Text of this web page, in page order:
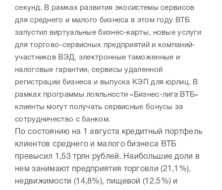
секунд. В рамках развития экосистемы сервисов
для среднего и малого бизнеса в этом году ВТБ
запустил виртуальные бизнес-карты, новые услуги
для торгово-сервисных предприятий и компаний-
участников ВЭД, электронные таможенные и
налоговые гарантии, сервисы удаленной
регистрации бизнеса и выпуска КЭП для юрлиц. В
рамках программы лояльности «Бизнес-лига ВТБ»
клиенты могут получать сервисные бонусы за
сотрудничество с банком.
По состоянию на 1 августа кредитный портфель
клиентов среднего и малого бизнеса ВТБ
превысил 1,53 трлн рублей. Наибольшие доли в
нем занимают предприятия торговли (21,1%),
недвижимости (14,8%), пищевой (12,5%) и